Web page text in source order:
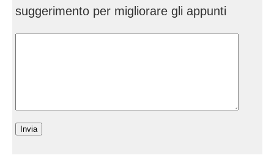
suggerimento per migliorare gli appunti